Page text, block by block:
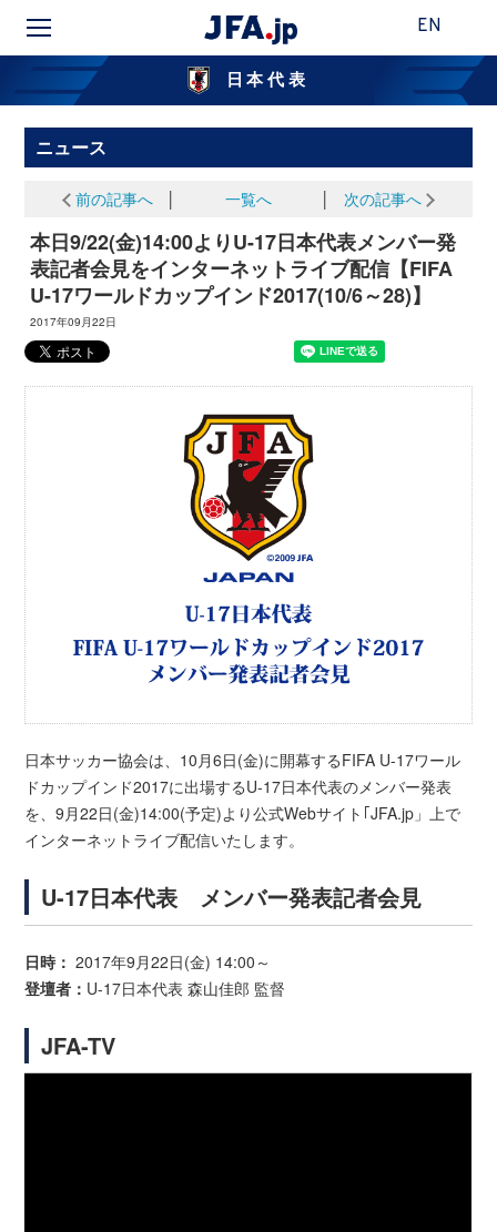
EN
日本代表
ニュース
前の記事へ 一覧へ 次の記事へ
本日9/22(金)14:00よりU-17日本代表メンバー発
表記者会見をインターネットライブ配信【FIFA
U-17ワールドカップインド2017(10/6～28)】
2017年09月22日
日本サッカー協会は、10月6日(金)に開幕するFIFA U-17ワール
ドカップインド2017に出場するU-17日本代表のメンバー発表
を、9月22日(金)14:00(予定)より公式Webサイト｢JFA.jp」上で
インターネットライブ配信いたします。
U-17日本代表 メンバー発表記者会見
日時： 2017年9月22日(金) 14:00～
登壇者： U-17日本代表 森山佳郎 監督
JFA-TV